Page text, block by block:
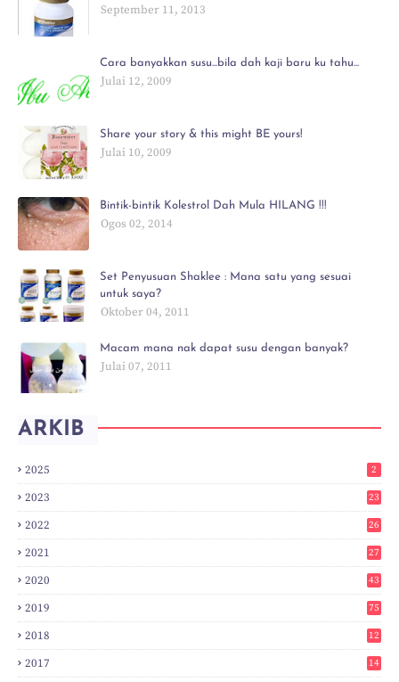
September 11, 2013
Cara banyakkan susu...bila dah kaji baru ku tahu...
Julai 12, 2009
Share your story & this might BE yours!
Julai 10, 2009
Bintik-bintik Kolestrol Dah Mula HILANG !!!
Ogos 02, 2014
Set Penyusuan Shaklee : Mana satu yang sesuai
untuk saya?
Oktober 04, 2011
Macam mana nak dapat susu dengan banyak?
Julai 07, 2011
ARKIB
2025 2
2023 23
2022 26
2021 27
2020 43
2019 75
2018
12
8
2017
14